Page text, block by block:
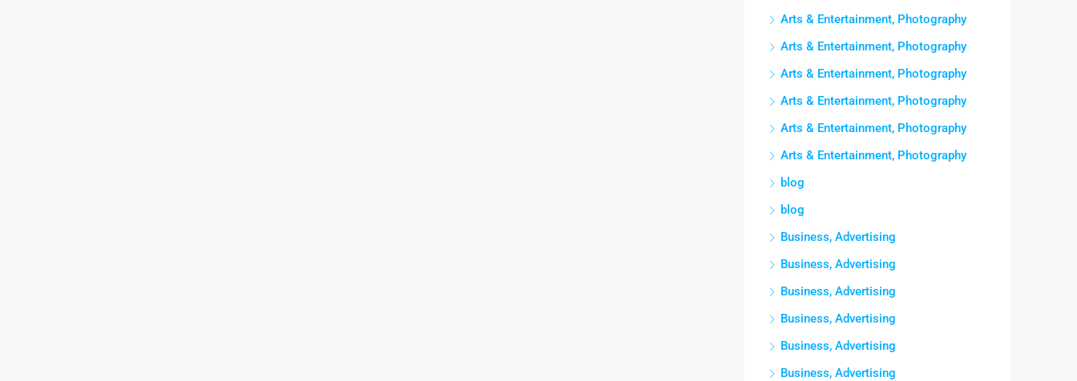
Arts & Entertainment, Photography
Arts & Entertainment, Photography
Arts & Entertainment, Photography
Arts & Entertainment, Photography
Arts & Entertainment, Photography
Arts & Entertainment, Photography
blog
blog
Business, Advertising
Business, Advertising
Business, Advertising
Business, Advertising
Business, Advertising
Business, Advertising